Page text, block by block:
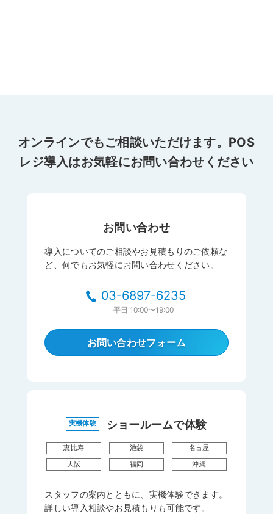
オンラインでもご相談いただけます。POS
レジ導入はお気軽にお問い合わせください
お問い合わせ
導入についてのご相談やお見積もりのご依頼な
ど、何でもお気軽にお問い合わせください。
03-6897-6235
平日10:00〜19:00
お問い合わせフォーム
実機体験 ショールームで体験
恵比寿 池袋 名古屋
大阪 福岡 沖縄
スタッフの案内とともに、実機体験できます。
詳しい導入相談やお見積もりも可能です。